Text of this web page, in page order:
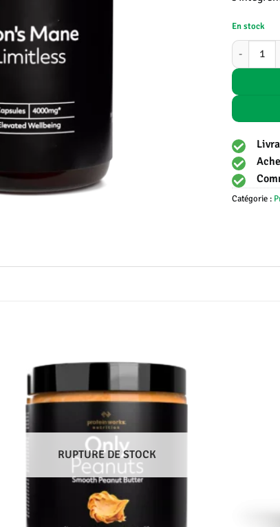
En stock
quantité de
Catégorie :
RUPTURE DE STOCK